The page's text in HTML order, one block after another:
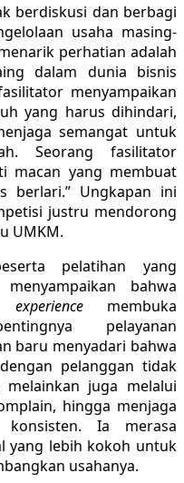
berdiskusi dan berbagi
usaha masing-
perhatian adalah
dalam dunia bisnis
menyampaikan
yang harus dihindari,
semangat untuk
Seorang fasilitator
macan yang membuat
berlari.” Ungkapan ini
justru mendorong
UMKM.
pelatihan yang
bahwa
membuka
pelayanan
baru menyadari bahwa
pelanggan tidak
juga melalui
hingga menjaga
konsisten. Ia merasa
yang lebih kokoh untuk
usahanya.